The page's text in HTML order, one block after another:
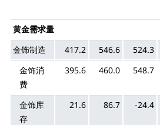
黄金需求量
金饰制造
417.2 546.6 524.3
金饰消
费
395.6 460.0 548.7
金饰库
存
21.6 86.7 -24.4